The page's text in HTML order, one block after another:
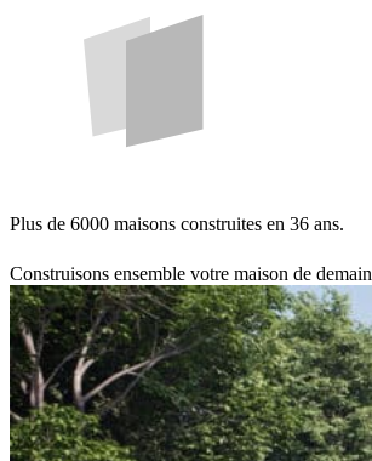
Plus de 6000 maisons construites en 36 ans.
Construisons ensemble votre maison de demain